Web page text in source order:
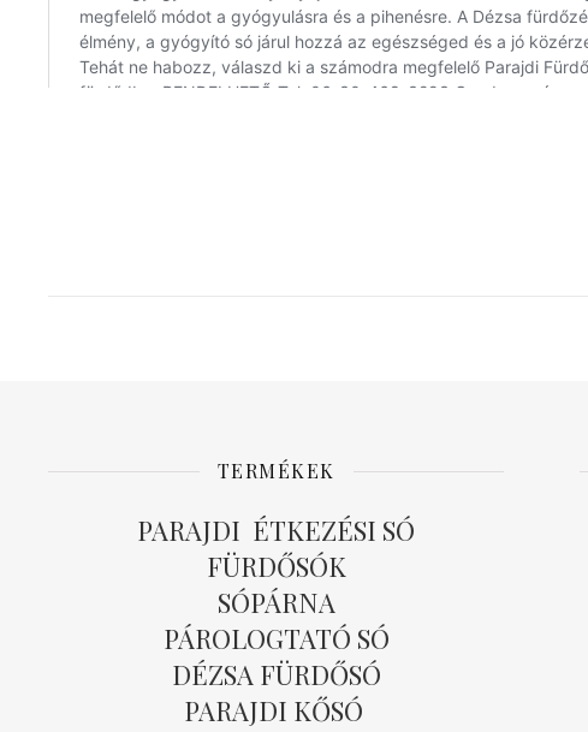
TERMÉKEK
PARAJDI ÉTKEZÉSI SÓ
FÜRDŐSÓK
SÓPÁRNA
PÁROLOGTATÓ SÓ
DÉZSA FÜRDŐSÓ
PARAJDI KŐSÓ